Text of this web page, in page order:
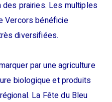
des prairies. Les multiples
Vercors bénéficie
diversifiées.
par une agriculture
biologique et produits
La Fête du Bleu